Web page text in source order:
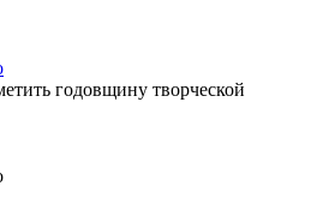
годовщину творческой